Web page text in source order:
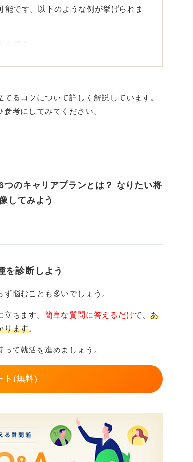
です。以下のような例が挙げられま
絞る
など小さな目標を設定し、達成感を
られます。
たり前だと受け入れるマインドセット
一致だっただけととらえましょう。
理のための生活習慣を身に付けた
狙うことで、効率を上げ、心理的な
、午後は訪問など、メリハリを付け
成功パターンを検証します。休息・
るコツについて詳しく解説しています。
考にしてみてください。
つのキャリアプランとは？ なりたい将
してみよう
を診断しよう
悩むことも多いでしょう。
立ちます。 簡単な質問に答えるだけで、あ
ります。
て就活を進めましょう。
ト(無料)